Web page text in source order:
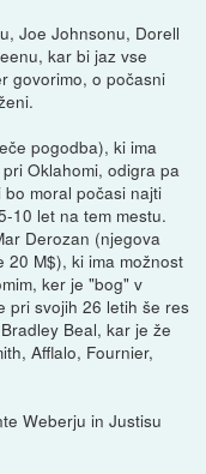
Joe Johnsonu, Dorell
kar bi jaz vse
govorimo, o počasni
pogodba), ki ima
Oklahomi, odigra pa
moral počasi najti
10 let na tem mestu.
Derozan (njegova
20 M$), ki ima možnost
ker je "bog" v
pri svojih 26 letih še res
Beal, kar je že
Afflalo, Fournier,
Weberju in Justisu